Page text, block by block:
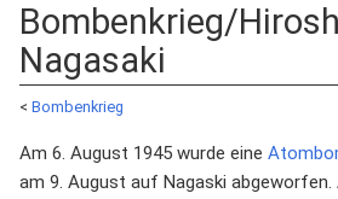
Bombenkrieg/
Nagasaki
< Bombenkrieg
Am 6. August 1945 wurde eine
am 9. August auf Nagaski abgeworfen.